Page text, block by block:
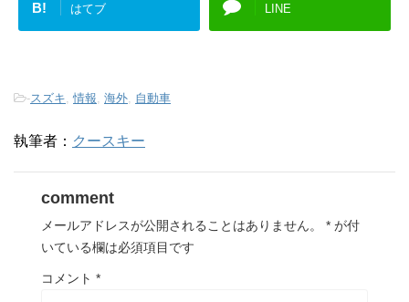
B! はてブ LINE
-スズキ 情報 海外 自動車
執筆者： クースキー
comment
メールアドレスが公開されることはありません。 * が付
いている欄は必須項目です
コメント *